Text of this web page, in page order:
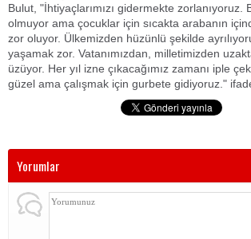
Bulut, "İhtiyaçlarımızı gidermekte zorlanıyoruz.
olmuyor ama çocuklar için sıcakta arabanın
zor oluyor. Ülkemizden hüzünlü şekilde
yaşamak zor. Vatanımızdan, milletimizden
üzüyor. Her yıl izne çıkacağımız zamanı iple
güzel ama çalışmak için gurbete gidiyoruz."
Yorumlar